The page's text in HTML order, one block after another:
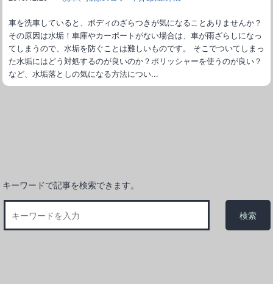
車を洗車していると、ボディのざらつきが気になることありませんか？
その原因は水垢！車庫やカーポートがない場合は、車が雨ざらしになっ
てしまうので、水垢を防ぐことは難しいものです。 そこでついてしまっ
た水垢にはどう対処するのが良いのか？ポリッシャーを使うのが良い？
など、水垢落としの気になる方法につい...
キーワードで記事を検索できます。